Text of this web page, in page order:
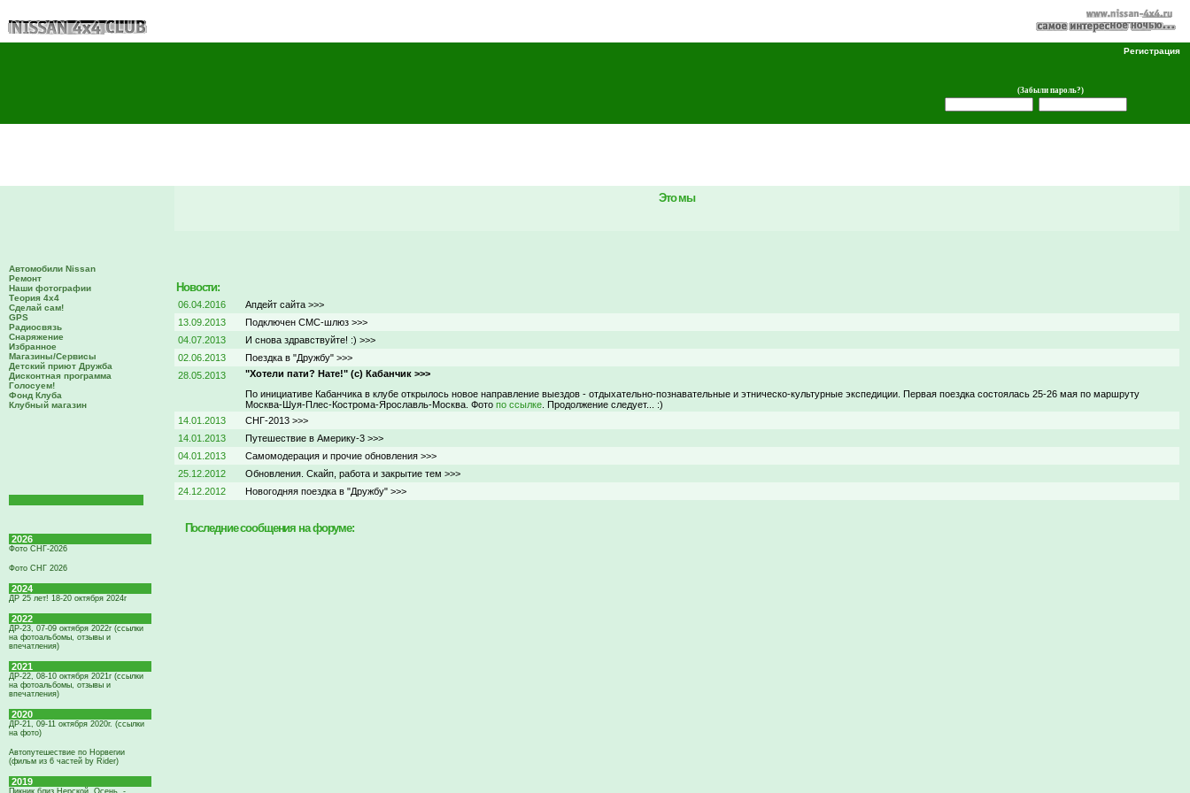
Регистрация
(Забыли пароль?)
Автомобили Nissan
Ремонт
Наши фотографии
Теория 4х4
Сделай сам!
GPS
Радиосвязь
Снаряжение
Избранное
Магазины/Сервисы
Детский приют Дружба
Дисконтная программа
Голосуем!
Фонд Клуба
Клубный магазин
2026
Фото СНГ-2026
Фото СНГ 2026
2024
ДР 25 лет! 18-20 октября 2024г
2022
ДР-23, 07-09 октября 2022г (ссылки
на фотоальбомы, отзывы и
впечатления)
2021
ДР-22, 08-10 октября 2021г (ссылки
на фотоальбомы, отзывы и
впечатления)
2020
ДР-21, 09-11 октября 2020г. (ссылки
на фото)
Автопутешествие по Норвегии
(фильм из 6 частей by Rider)
2019
Пикник близ Нерской. Осень. -
Это мы
Новости:
06.04.2016
Апдейт сайта >>>
13.09.2013
Подключен СМС-шлюз >>>
04.07.2013
И снова здравствуйте! :) >>>
02.06.2013
Поездка в "Дружбу" >>>
28.05.2013
"Хотели пати? Нате!" (с) Кабанчик >>>
По инициативе Кабанчика в клубе открылось новое направление выездов - отдыхательно-познавательные и этническо-культурные экспедиции. Первая поездка состоялась 25-26 мая по маршруту
Москва-Шуя-Плес-Кострома-Ярославль-Москва. Фото по ссылке . Продолжение следует... :)
14.01.2013
СНГ-2013 >>>
14.01.2013
Путешествие в Америку-3 >>>
04.01.2013
Самомодерация и прочие обновления >>>
25.12.2012
Обновления. Скайп, работа и закрытие тем >>>
24.12.2012
Новогодняя поездка в "Дружбу" >>>
Последние сообщения на форуме: